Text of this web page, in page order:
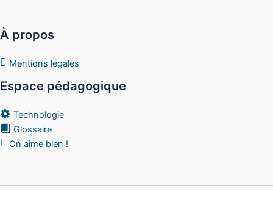
À propos
Mentions légales
Espace pédagogique
Technologie
Glossaire
On aime bien !